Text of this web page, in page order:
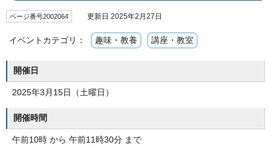
ページ番号2002064 更新日 2025年2月27日
イベントカテゴリ： 趣味・教養 講座・教室
開催日
2025年3月15日（土曜日）
開催時間
午前10時 から 午前11時30分 まで